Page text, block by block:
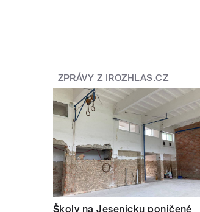
ZPRÁVY Z IROZHLAS.CZ
Školy na Jesenicku poničené